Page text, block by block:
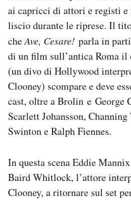
Area Personale
Newsletter
Notifiche mobile
Regala il Post
Hai bisogno di aiuto?
ai capricci di attori e registi
liscio durante le riprese. Il
cheAve, Cesare! parla in
di un film sull’antica Roma
(un divo di Hollywood
Clooney) scompare e deve
cast, oltre a Brolin e George
Scarlett Johansson,
Swinton e Ralph Fiennes.
In questa scena Eddie
Baird Whitlock, l’attore
Clooney, a ritornare sul set